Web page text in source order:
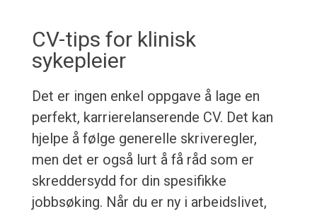
CV-tips for klinisk
sykepleier
Det er ingen enkel oppgave å lage en
perfekt, karrierelanserende CV. Det kan
hjelpe å følge generelle skriveregler,
men det er også lurt å få råd som er
skreddersydd for din spesifikke
jobbsøking. Når du er ny i arbeidslivet,